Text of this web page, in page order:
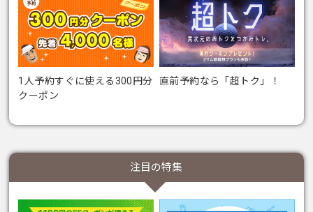
1人予約すぐに使える300円分
クーポン
直前予約なら「超トク」！
注目の特集